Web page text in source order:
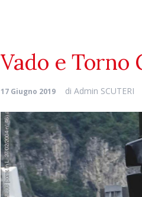
Vado e Torno
17 Giugno 2019 di Admin SCUTERI